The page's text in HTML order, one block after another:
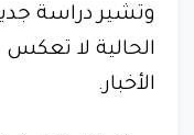
وتشير دراسة
الحالية لا
الأخبار.